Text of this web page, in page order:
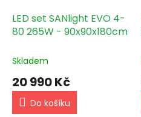
LED set SANlight EVO 4-
80 265W - 90x90x180cm
Skladem
20 990 Kč
Do košíku